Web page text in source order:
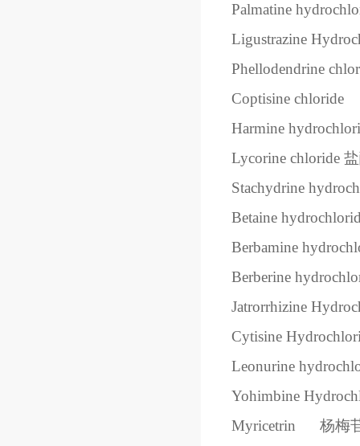
Palmatine
Ligustrazine
Phellodendrine
Coptisine chloride
Harmine
Lycorine chloride
Stachydrine
Betaine
Berbamine
Berberine
Jatrorrhizine
Cytisine
Leonurine
Yohimbine
Myricetrin
杨梅